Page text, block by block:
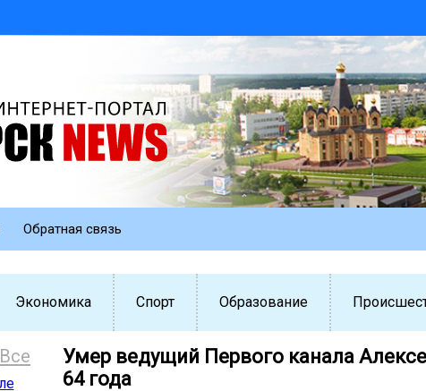
Обратная связь
Экономика Спорт Образование
Все
Умер ведущий Первого канала
64 года